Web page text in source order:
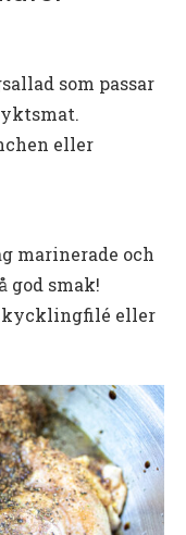
som passar
eller
marinerade och
god smak!
kycklingfilé eller